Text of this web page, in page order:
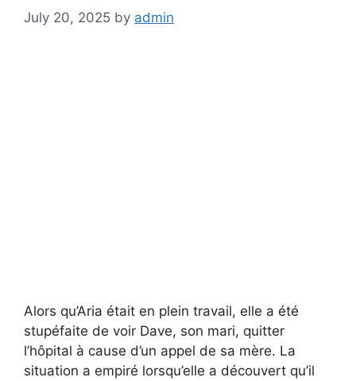
July 20, 2025 by admin
Alors qu’Aria était en plein travail, elle a été
stupéfaite de voir Dave, son mari, quitter
l’hôpital à cause d’un appel de sa mère. La
situation a empiré lorsqu’elle a découvert qu’il